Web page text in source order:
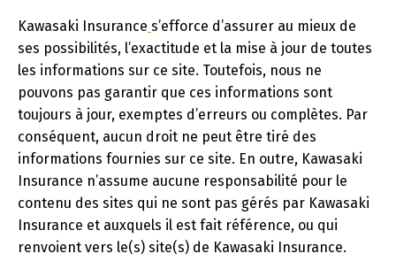
Kawasaki Insurance s’efforce d’assurer au mieux de
ses possibilités, l’exactitude et la mise à jour de toutes
les informations sur ce site. Toutefois, nous ne
pouvons pas garantir que ces informations sont
toujours à jour, exemptes d’erreurs ou complètes. Par
conséquent, aucun droit ne peut être tiré des
informations fournies sur ce site. En outre, Kawasaki
Insurance n’assume aucune responsabilité pour le
contenu des sites qui ne sont pas gérés par Kawasaki
Insurance et auxquels il est fait référence, ou qui
renvoient vers le(s) site(s) de Kawasaki Insurance.